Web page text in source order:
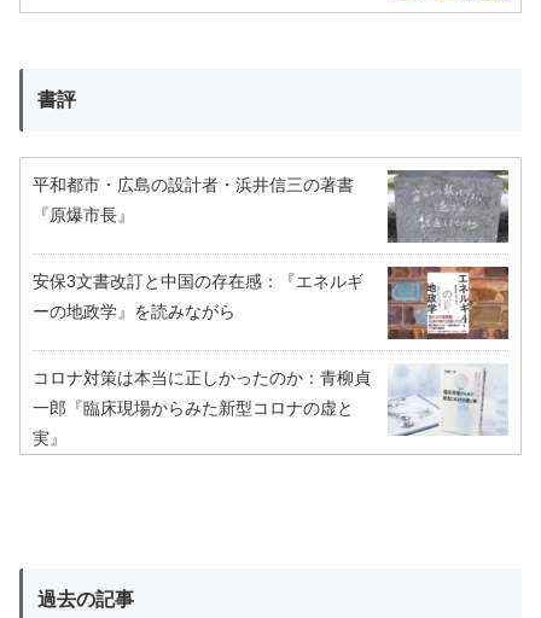
書評
平和都市・広島の設計者・浜井信三の著書
『原爆市長』
安保3文書改訂と中国の存在感：『エネルギ
ーの地政学』を読みながら
コロナ対策は本当に正しかったのか：青柳貞
一郎『臨床現場からみた新型コロナの虚と
実』
過去の記事